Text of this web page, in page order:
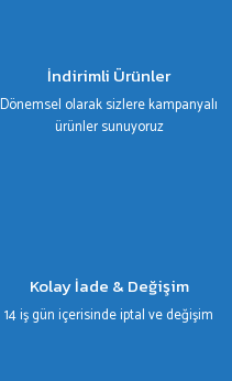
İndirimli Ürünler
Dönemsel olarak sizlere kampanyalı
ürünler sunuyoruz
Kolay İade & Değişim
14 iş gün içerisinde iptal ve değişim